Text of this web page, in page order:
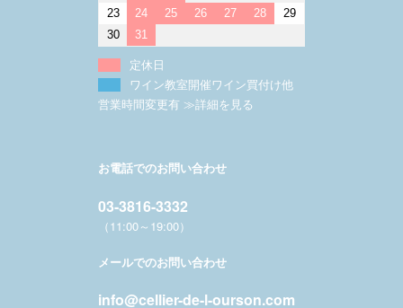
23
24 25 26 27 28
29
30
31
定休日
ワイン教室開催ワイン買付け他
営業時間変更有 ≫詳細を見る
お電話でのお問い合わせ
03-3816-3332
（11:00～19:00）
メールでのお問い合わせ
info@cellier-de-l-ourson.com